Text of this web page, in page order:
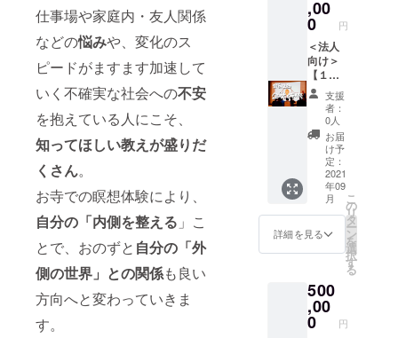
仕事場や家庭内・友人関係
などの悩みや、変化のス
ピードがますます加速して
いく不確実な社会への不安
を抱えている人にこそ、
知ってほしい教えが盛りだ
くさん。
お寺での瞑想体験により、
自分の「内側を整える 」こ
とで、おのずと 自分の「外
側の世界」との関係も良い
方向へと変わっていきま
す。
チケッ
トで
す。 ※
交通手
段はお
客様自
身でご
用意い
ただき
ます。
※2021
年9月
(予定)に
予約の
フォー
ムまた
はチ
ただき
ます。
※有効期
限：
シュ
カード
に記載
されて
いる塗
布箇所
は、お
子様閲
覧用に
編集さ
れてい
ます。
使用上
の注意
＜お子
ご使用
＞ 保護
視のも
とでご
使用く
ださ
に大切
なもの
で、ど
ちらも
欠く事
が出来
ないと
伝える
もので
す。
【マイ
ンドフ
ルネス
瞑想】
「マイ
ルネ
ス」と
こ、わ
たし"に
意識を
様分の
チケッ
トで
す。 ※
交通手
段はお
客様自
身でご
用意い
ただき
ます。
※2021
年9月
(予定)に
予約の
フォー
ムまた
せてい
ただき
ます。
※年末年
適な、
ディ
フュー
ザーも
入った
アロマ
づくし
のキッ
トで
す。 ・
シング
ルオイ
ル８種
類 ・ブ
レンド
オイル
８種類
・ドテ
ラ ココ
オイル
（115m
L） ・
ドテラ
たしま
すの
で、商
品発送
は
ZOOM
後とな
りま
す。
(ZOOM
対応期
間：
2021年
11月末
まで)
購入可
能です
・有効
期限
2022年
5月末ま
で
0→特別
価格
¥15000
0！！
！！完
成した
施設内
サロン
をシェ
アサロ
ンとし
て使用
能！！
○講師：
菊地智
子 週末
のみ海
辺の南
もアロ
マセラ
ピスト
として
,00
0 円
＜法人
向け＞
【１泊
２日・
お寺で
企業研
修・10
名まで
参加可
能券】
！！通
¥30000
0→特別
価格
¥25000
＜なぜ
お寺で
の企業
研修な
支援
者：
0人
お届
け予
定：
2021
年09
月
詳細を見る
こ
の
リ
タ
ー
ン
を
選
択
す
る
500
,00
0 円